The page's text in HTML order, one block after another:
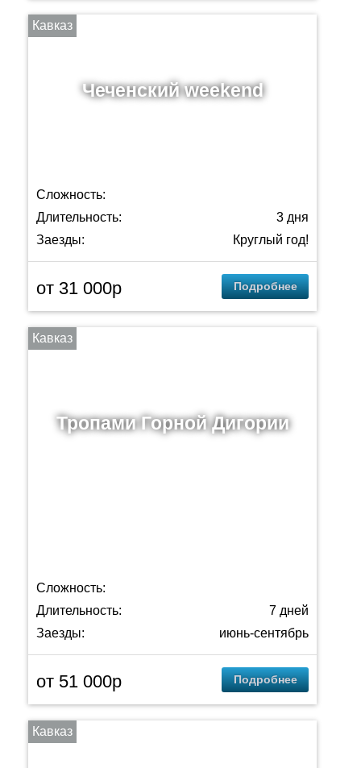
Кавказ
Чеченский weekend
Сложность:
Длительность:
3 дня
Заезды:
Круглый год!
от 31 000p Подробнее
Кавказ
Тропами Горной Дигории
Сложность:
Длительность:
7 дней
Заезды:
июнь-сентябрь
от 51 000р Подробнее
Кавказ